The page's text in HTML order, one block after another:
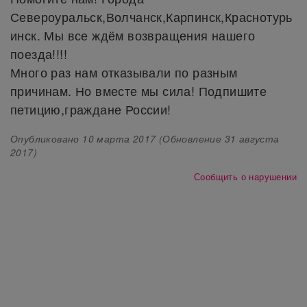
Североуральск,Волчанск,Карпинск,Краснотурь
инск. Мы все ждём возвращения нашего
поезда!!!!
Много раз нам отказывали по разным
причинам. Но вместе мы сила! Подпишите
петицию,граждане России!
Опубликовано 10 марта 2017 (Обновление 31 августа
2017)
Сообщить о нарушении